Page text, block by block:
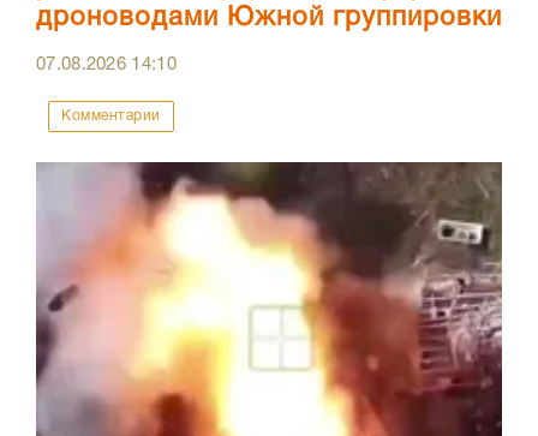
дроноводами Южной группировки
07.08.2026 14:10
Комментарии